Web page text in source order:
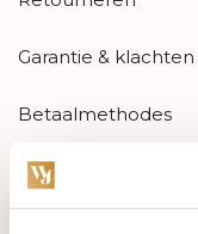
Garantie & klachten
Betaalmethodes
Sitemap